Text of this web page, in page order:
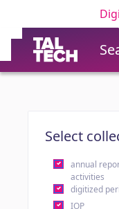
Select
annual
activities
digitized
IOP